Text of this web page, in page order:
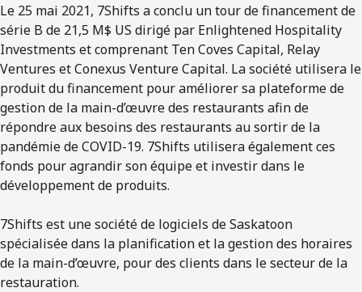
Le 25 mai 2021, 7Shifts a conclu un tour de financement de
série B de 21,5 M$ US dirigé par Enlightened Hospitality
Investments et comprenant Ten Coves Capital, Relay
Ventures et Conexus Venture Capital. La société utilisera le
produit du financement pour améliorer sa plateforme de
gestion de la main-d’œuvre des restaurants afin de
répondre aux besoins des restaurants au sortir de la
pandémie de COVID-19. 7Shifts utilisera également ces
fonds pour agrandir son équipe et investir dans le
développement de produits.
7Shifts est une société de logiciels de Saskatoon
spécialisée dans la planification et la gestion des horaires
de la main-d’œuvre, pour des clients dans le secteur de la
restauration.